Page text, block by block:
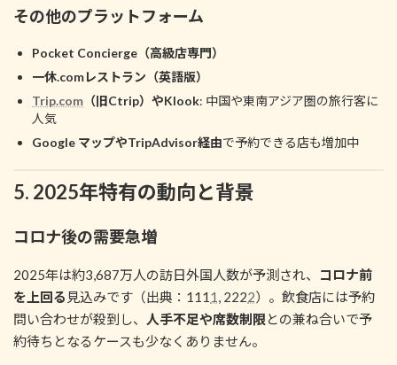
その他のプラットフォーム
Pocket Concierge（高級店専門）
一休.comレストラン（英語版）
Trip.com （旧Ctrip）やKlook: 中国や東南アジア圏の旅行客に
人気
Google マップやTripAdvisor経由で予約できる店も増加中
5. 2025年特有の動向と背景
コロナ後の需要急増
2025年は約3,687万人の訪日外国人数が予測され、
コロナ前
を上回る 見込みです（出典：1111 , 2222）。飲食店には予約
問い合わせが殺到し、 人手不足や席数制限 との兼ね合いで予
約待ちとなるケースも少なくありません。